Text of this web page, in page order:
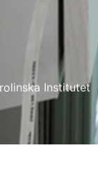
Institutet